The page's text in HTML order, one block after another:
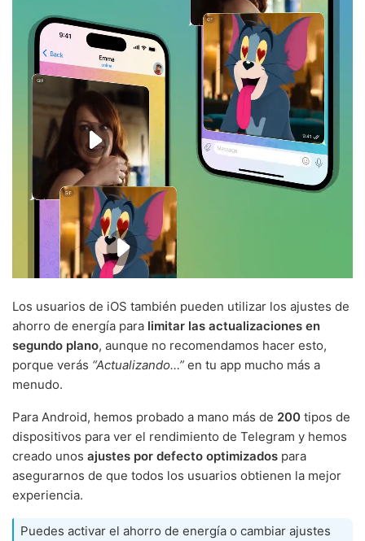
Los usuarios de iOS también pueden utilizar los ajustes de
ahorro de energía para limitar las actualizaciones en
segundo plano, aunque no recomendamos hacer esto,
porque verás “Actualizando…” en tu app mucho más a
menudo.
Para Android, hemos probado a mano más de 200 tipos de
dispositivos para ver el rendimiento de Telegram y hemos
creado unos ajustes por defecto optimizados para
asegurarnos de que todos los usuarios obtienen la mejor
experiencia.
Puedes activar el ahorro de energía o cambiar ajustes